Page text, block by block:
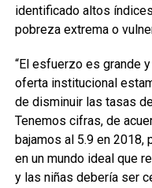
identificado altos
pobreza extrema o
“El esfuerzo es grande
oferta institucional
de disminuir las tasas
Tenemos cifras, de
bajamos al 5.9 en 2018,
en un mundo ideal que
y las niñas debería ser